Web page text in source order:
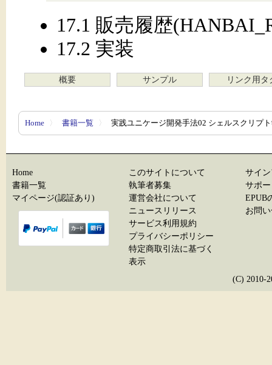
17.1 販売履歴
17.2 実装
概要 サンプル リンク用タ
Home 〉 書籍一覧 〉 実践ユニケージ開発手法02 シェルスクリプ
Home
書籍一覧
マイページ(認証あり)
このサイトについて
執筆者募集
運営会社について
ニュースリリース
サービス利用規約
プライバシーポリシー
特定商取引法に基づく
表示
サイ
サポ
EPUB
お問
(C) 2010-